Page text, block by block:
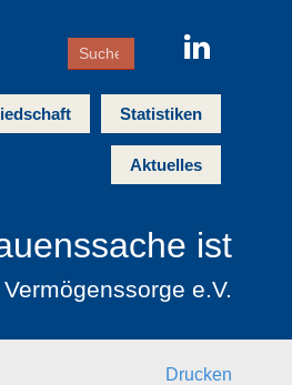
Statistiken
Aktuelles
ist
e.V.
Drucken